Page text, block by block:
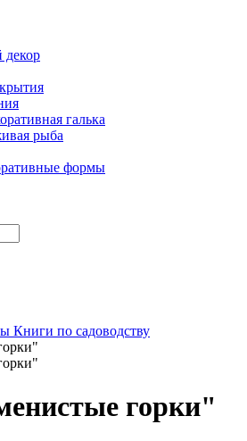
галька
рыба
формы
Книги по садоводству
горки"